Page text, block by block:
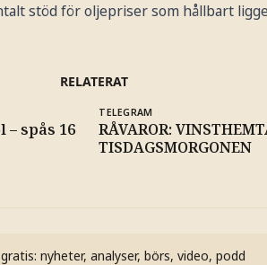
stöd för oljepriser som hållbart
RELATERAT
– spås 16
TELEGRAM
RÅVAROR:
TISDAGSMORGONEN
nyheter, analyser, börs, video, podd